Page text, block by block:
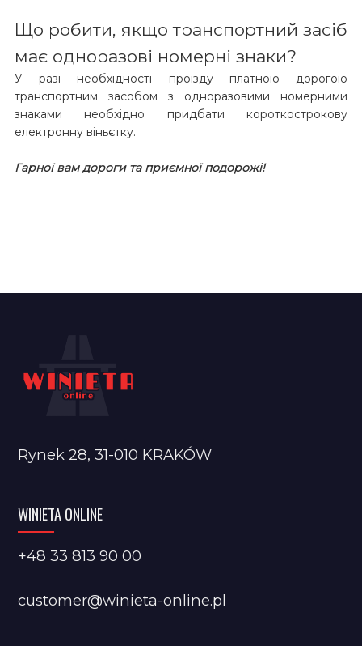
Що робити, якщо транспортний засіб
має одноразові номерні знаки?
У разі необхідності проїзду платною дорогою
транспортним засобом з одноразовими номерними
знаками необхідно придбати короткострокову
електронну віньєтку.
Гарної вам дороги та приємної подорожі!
Rynek 28, 31-010 KRAKÓW
WINIETA ONLINE
+48 33 813 90 00
customer@winieta-online.pl